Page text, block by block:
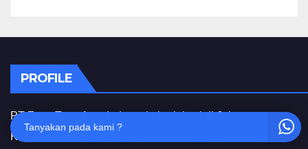
PROFILE
PT Zeyn Transform Indonesia berlokasi di Jalan
Kesehatan II No. 168D, Cipayung, Kec. Ciputat, Kota
Tanyakan pada kami ?